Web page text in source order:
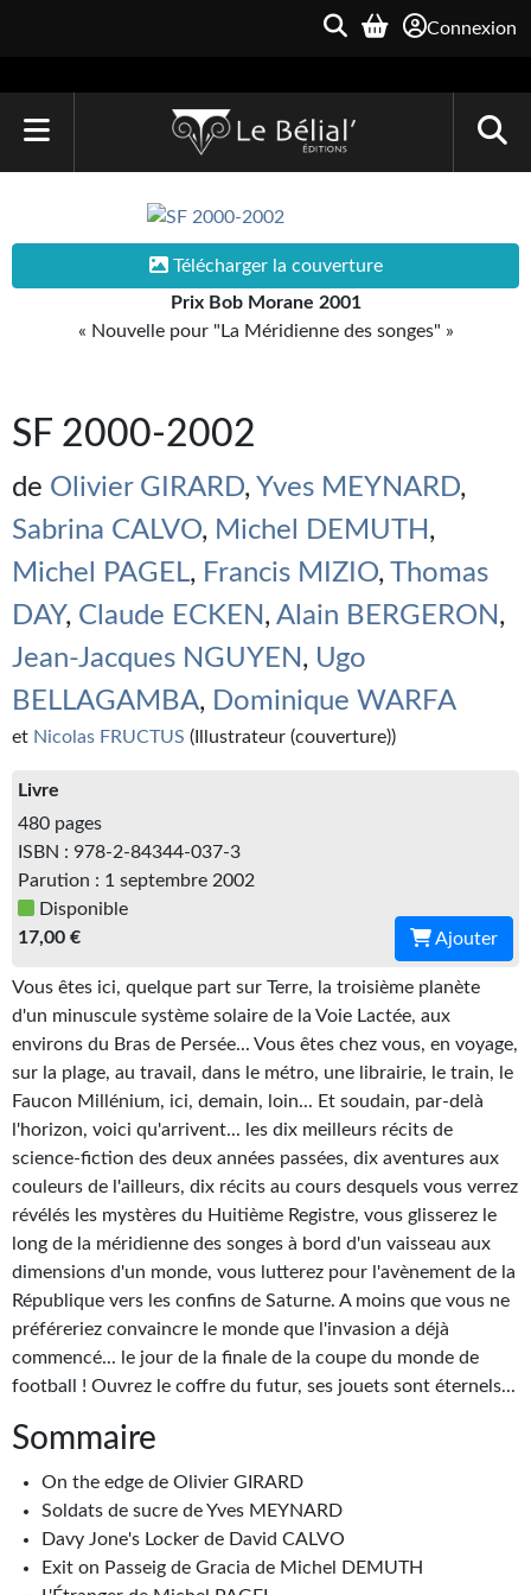
Connexion
LIVRES
Une Heure-Lumière
Parallaxe
Quarante-Deux
Kvasar
Wotan
Étoiles vives
Yellow Submarine
NUMÉRIQUE
Romans et recueils
Une Heure-Lumière
Nouvelles
Bifrost
Livres audio
Gratuit
Sans DRM
BIFROST
Tous les numéros
En numérique
S'abonner
Les critiques
Le blog
Le prix des lecteurs
GOODIES
Télécharger la couverture
Prix Bob Morane 2001
« Nouvelle pour "La Méridienne des songes" »
SF 2000-2002
de Olivier GIRARD, Yves MEYNARD,
Sabrina CALVO, Michel DEMUTH ,
Michel PAGEL, Francis MIZIO, Thomas
DAY, Claude ECKEN, Alain BERGERON,
Jean-Jacques NGUYEN, Ugo
BELLAGAMBA, Dominique WARFA
et Nicolas FRUCTUS (Illustrateur (couverture))
Livre
480 pages
ISBN : 978-2-84344-037-3
Parution : 1 septembre 2002
Disponible
17,00 €
Ajouter
Vous êtes ici, quelque part sur Terre, la troisième planète
d'un minuscule système solaire de la Voie Lactée, aux
environs du Bras de Persée... Vous êtes chez vous, en voyage,
sur la plage, au travail, dans le métro, une librairie, le train, le
Faucon Millénium, ici, demain, loin... Et soudain, par-delà
l'horizon, voici qu'arrivent... les dix meilleurs récits de
science-fiction des deux années passées, dix aventures aux
couleurs de l'ailleurs, dix récits au cours desquels vous verrez
révélés les mystères du Huitième Registre, vous glisserez le
long de la méridienne des songes à bord d'un vaisseau aux
dimensions d'un monde, vous lutterez pour l'avènement de la
République vers les confins de Saturne. A moins que vous ne
préféreriez convaincre le monde que l'invasion a déjà
commencé... le jour de la finale de la coupe du monde de
football ! Ouvrez le coffre du futur, ses jouets sont éternels...
Sommaire
On the edge de Olivier GIRARD
Soldats de sucre de Yves MEYNARD
Davy Jone's Locker de David CALVO
Exit on Passeig de Gracia de Michel DEMUTH